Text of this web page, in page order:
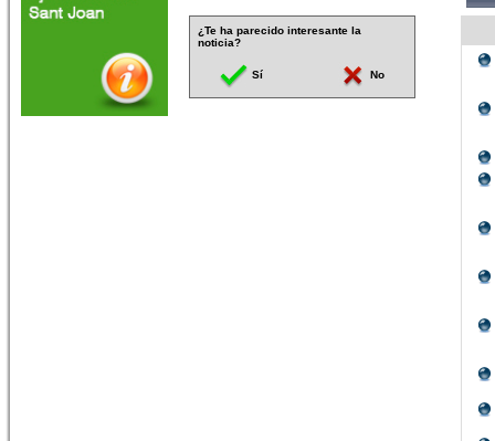
¿Te ha parecido interesante la
noticia?
Sí No